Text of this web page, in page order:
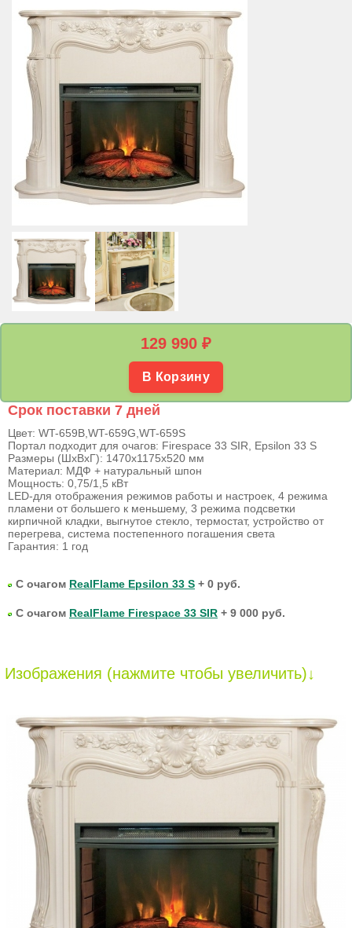
129 990 ₽
В Корзину
Срок поставки 7 дней
Цвет: WT-659B,WT-659G,WT-659S
Портал подходит для очагов: Firespace 33 SIR, Epsilon 33 S
Размеры (ШхВхГ): 1470х1175х520 мм
Материал: МДФ + натуральный шпон
Мощность: 0,75/1,5 кВт
LED-для отображения режимов работы и настроек, 4 режима
пламени от большего к меньшему, 3 режима подсветки
кирпичной кладки, выгнутое стекло, термостат, устройство от
перегрева, система постепенного погашения света
Гарантия: 1 год
С очагом RealFlame Epsilon 33 S + 0 руб.
С очагом RealFlame Firespace 33 SIR + 9 000 руб.
Изображения (нажмите чтобы увеличить)↓